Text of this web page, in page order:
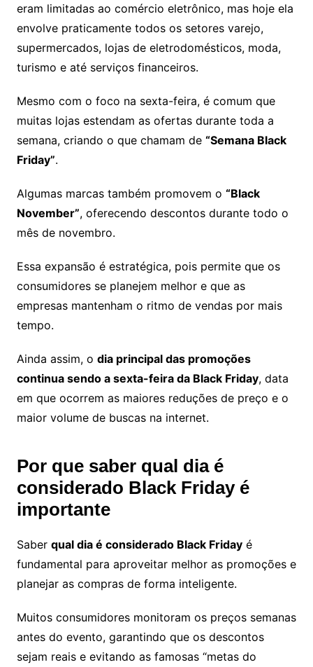
eram limitadas ao comércio eletrônico, mas hoje ela
envolve praticamente todos os setores varejo,
supermercados, lojas de eletrodomésticos, moda,
turismo e até serviços financeiros.
Mesmo com o foco na sexta-feira, é comum que
muitas lojas estendam as ofertas durante toda a
semana, criando o que chamam de “Semana Black
Friday”.
Algumas marcas também promovem o “Black
November”, oferecendo descontos durante todo o
mês de novembro.
Essa expansão é estratégica, pois permite que os
consumidores se planejem melhor e que as
empresas mantenham o ritmo de vendas por mais
tempo.
Ainda assim, o dia principal das promoções
continua sendo a sexta-feira da Black Friday, data
em que ocorrem as maiores reduções de preço e o
maior volume de buscas na internet.
Por que saber qual dia é
considerado Black Friday é
importante
Saber qual dia é considerado Black Fridayé
fundamental para aproveitar melhor as promoções e
planejar as compras de forma inteligente.
Muitos consumidores monitoram os preços semanas
antes do evento, garantindo que os descontos
sejam reais e evitando as famosas “metas do